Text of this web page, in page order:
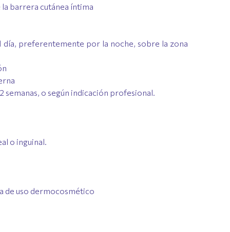
barrera cutánea íntima
día, preferentemente por la noche, sobre la zona
semanas, o según indicación profesional.
o inguinal.
de uso dermocosmético